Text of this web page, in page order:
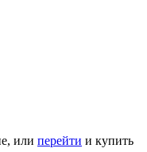
или перейти и купить